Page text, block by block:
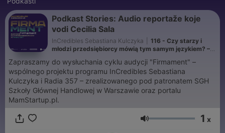
Podkast Stories: Audio reportaže koje
vodi Cecilia Sala
InCredibles Sebastiana Kulczyka
116 - Czy starzy i
młodzi przedsiębiorcy mówią tym samym językiem? –
Zapraszamy do wysłuchania cyklu audycji "Firmament" –
wspólnego projektu programu InCredibles Sebastiana
Kulczyka i Radia 357 – zrealizowanego pod patronatem SGH
Szkoły Głównej Handlowej w Warszawie oraz portalu
MamStartup.pl.
Jačina zvuka 1 x